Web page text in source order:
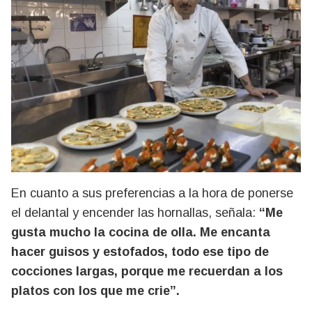
En cuanto a sus preferencias a la hora de ponerse
el delantal y encender las hornallas, señala: “Me
gusta mucho la cocina de olla. Me encanta
hacer guisos y estofados, todo ese tipo de
cocciones largas, porque me recuerdan a los
platos con los que me crie”.